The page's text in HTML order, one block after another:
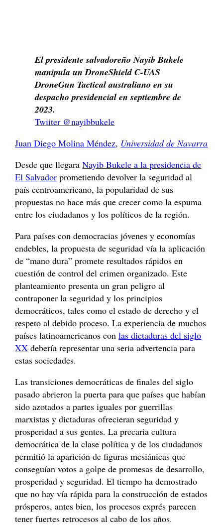
El presidente salvadoreño Nayib Bukele
manipula un DroneShield C-UAS
DroneGun Tactical australiano en su
despacho presidencial en septiembre de
2023.
Twiiter @nayibbukele
Juan Diego Molina Méndez, Universidad de Navarra
Desde que llegaraNayib Bukele a la presidencia de
El Salvador prometiendo devolver la seguridad al
país centroamericano, la popularidad de sus
propuestas no hace más que crecer como la espuma
entre los ciudadanos y los políticos de la región.
Para países con democracias jóvenes y economías
endebles, la propuesta de seguridad vía la aplicación
de “mano dura” promete resultados rápidos en
cuestión de control del crimen organizado. Este
planteamiento presenta un gran peligro al
contraponer la seguridad y los principios
democráticos, tales como el estado de derecho y el
respeto al debido proceso. La experiencia de muchos
países latinoamericanos conlas dictaduras del siglo
XX debería representar una seria advertencia para
estas sociedades.
Las transiciones democráticas de finales del siglo
pasado abrieron la puerta para que países que habían
sido azotados a partes iguales por guerrillas
marxistas y dictaduras ofrecieran seguridad y
prosperidad a sus gentes. La precaria cultura
democrática de la clase política y de los ciudadanos
permitió la aparición de figuras mesiánicas que
conseguían votos a golpe de promesas de desarrollo,
prosperidad y seguridad. El tiempo ha demostrado
que no hay vía rápida para la construcción de estados
prósperos, antes bien, los procesos exprés parecen
tener fuertes retrocesos al cabo de los años.